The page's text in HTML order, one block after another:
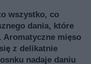
wszystko, co
dania, które
Aromatyczne mięso
z delikatnie
nadaje daniu